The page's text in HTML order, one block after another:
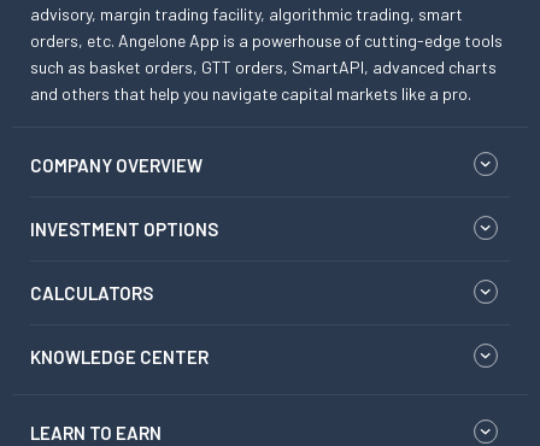
advisory, margin trading facility, algorithmic trading, smart
orders, etc. Angelone App is a powerhouse of cutting-edge tools
such as basket orders, GTT orders, SmartAPI, advanced charts
and others that help you navigate capital markets like a pro.
COMPANY OVERVIEW
INVESTMENT OPTIONS
CALCULATORS
KNOWLEDGE CENTER
LEARN TO EARN